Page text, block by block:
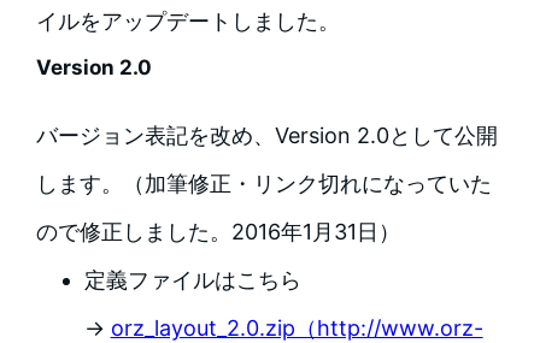
イルをアップデートしました。
Version 2.0
バージョン表記を改め、Version 2.0として公開
します。（加筆修正・リンク切れになっていた
ので修正しました。2016年1月31日）
定義ファイルはこちら
→ orz_layout_2.0.zip（http://www.orz-